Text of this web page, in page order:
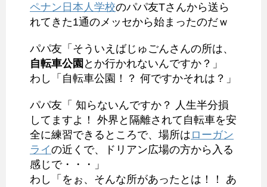
ペナン日本人学校のパパ友Tさんから送ら
れてきた1通のメッセから始まったのだｗ
パパ友「そういえばじゅごんさんの所は、
自転車公園 とか行かれないんですか？」
わし「自転車公園！？ 何ですかそれは？」
パパ友「 知らないんですか？ 人生半分損
してますよ！ 外界と隔離されて自転車を安
全に練習できるところで、場所は ローガン
ライの近くで、ドリアン広場の方から入る
感じで・・・」
わし「をぉ、そんな所があったとは！！ あ